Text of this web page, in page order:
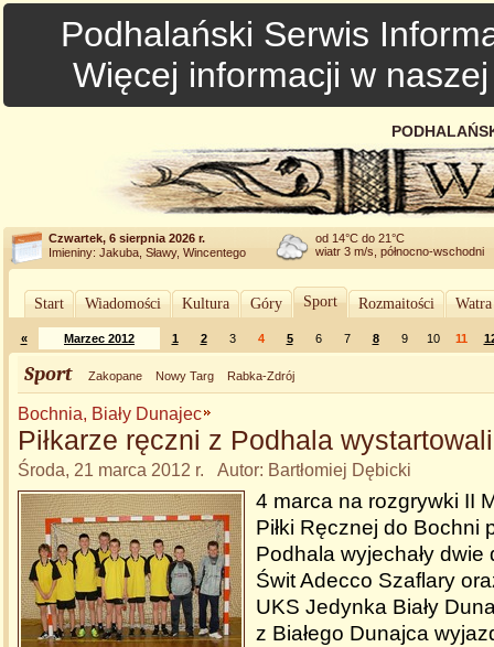
Podhalański Serwis
Więcej informacji w
Czwartek, 6 sierpnia 2026 r.
Imieniny: Jakuba, Sławy, Wincentego
od 14°C do 21°C
wiatr 3 m/s, północno-wschodni
Start Wiadomości Kultura Góry Sport Rozmaitości
« Marzec 2012 1 2 3 4 5 6 7 8 9 10 11
Sport Zakopane Nowy Targ Rabka-Zdrój
Bochnia, Biały Dunajec
Piłkarze ręczni z Podhala wystartowali
Środa, 21 marca 2012 r. Autor: Bartłomiej Dębicki
4 marca na rozgrywki II
Piłki Ręcznej do Bochni
Podhala wyjechały dwie
Świt Adecco Szaflary
UKS Jedynka Biały
z Białego Dunajca